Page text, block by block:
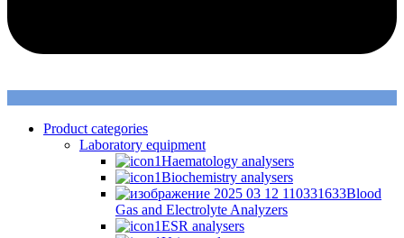
Product categories
Laboratory equipment
Haematology analysers
Biochemistry analysers
Blood
Gas and Electrolyte Analyzers
ESR analysers